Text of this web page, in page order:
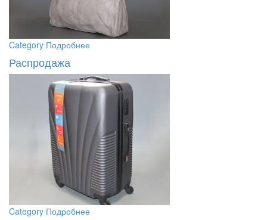
Category Подробнее
Распродажа
Category Подробнее